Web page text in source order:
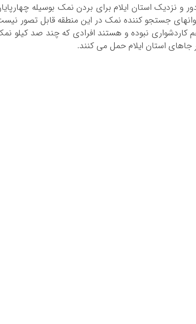
و نزدیک استان ایلام برای بردن نمک بوسیله
جستجو کننده نمک در این منطقه قابل تصور
کاردشواری نبوده و هستند افرادی که چند صد کیلو
جاهای استان ایلام حمل می کنند.